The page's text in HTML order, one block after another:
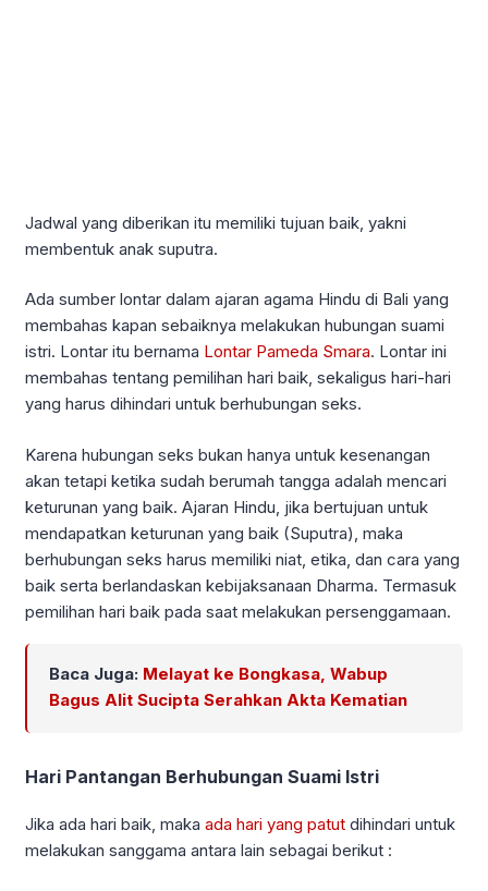
Jadwal yang diberikan itu memiliki tujuan baik, yakni
membentuk anak suputra.
Ada sumber lontar dalam ajaran agama Hindu di Bali yang
membahas kapan sebaiknya melakukan hubungan suami
istri. Lontar itu bernama Lontar Pameda Smara. Lontar ini
membahas tentang pemilihan hari baik, sekaligus hari-hari
yang harus dihindari untuk berhubungan seks.
Karena hubungan seks bukan hanya untuk kesenangan
akan tetapi ketika sudah berumah tangga adalah mencari
keturunan yang baik. Ajaran Hindu, jika bertujuan untuk
mendapatkan keturunan yang baik (Suputra), maka
berhubungan seks harus memiliki niat, etika, dan cara yang
baik serta berlandaskan kebijaksanaan Dharma. Termasuk
pemilihan hari baik pada saat melakukan persenggamaan.
Baca Juga: Melayat ke Bongkasa, Wabup
Bagus Alit Sucipta Serahkan Akta Kematian
Hari Pantangan Berhubungan Suami Istri
Jika ada hari baik, maka ada hari yang patut dihindari untuk
melakukan sanggama antara lain sebagai berikut :